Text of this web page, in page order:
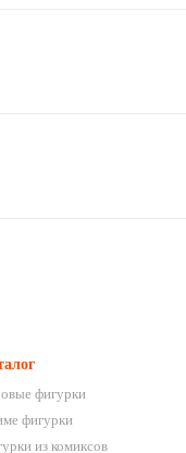
фигурки
фигурки
из комиксов